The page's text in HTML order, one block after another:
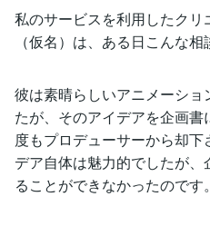
私のサービスを利用したク
（仮名）は、ある日こんな
彼は素晴らしいアニメーシ
たが、そのアイデアを企画
度もプロデューサーから却
デア自体は魅力的でしたが、
ることができなかったのです。